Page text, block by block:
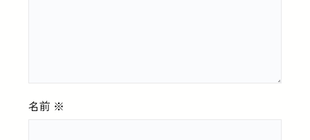
名前 ※